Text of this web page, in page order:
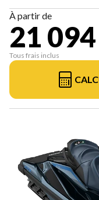
À partir de
21
Tous frais inclus